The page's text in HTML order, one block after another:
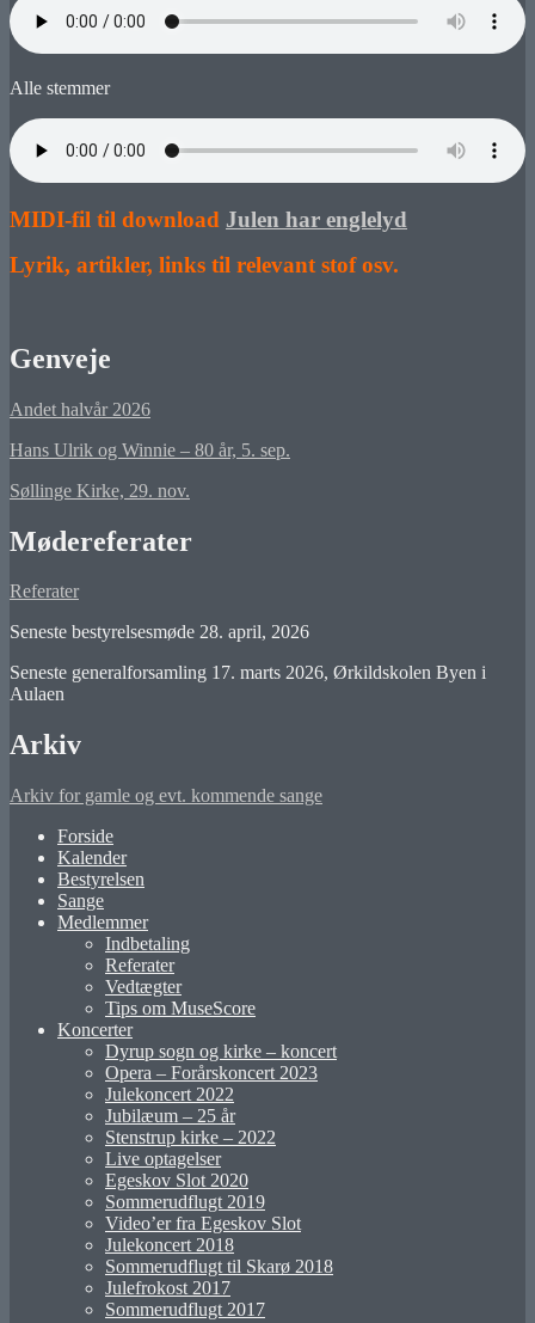
Alle stemmer
MIDI-fil til download Julen har englelyd
Lyrik, artikler, links til relevant stof osv.
Genveje
Andet halvår 2026
Hans Ulrik og Winnie – 80 år, 5. sep.
Søllinge Kirke, 29. nov.
Mødereferater
Referater
Seneste bestyrelsesmøde 28. april, 2026
Seneste generalforsamling 17. marts 2026, Ørkildskolen Byen i
Aulaen
Arkiv
Arkiv for gamle og evt. kommende sange
Forside
Kalender
Bestyrelsen
Sange
Medlemmer
Indbetaling
Referater
Vedtægter
Tips om MuseScore
Koncerter
Dyrup sogn og kirke – koncert
Opera – Forårskoncert 2023
Julekoncert 2022
Jubilæum – 25 år
Stenstrup kirke – 2022
Live optagelser
Egeskov Slot 2020
Sommerudflugt 2019
Video’er fra Egeskov Slot
Julekoncert 2018
Sommerudflugt til Skarø 2018
Julefrokost 2017
Sommerudflugt 2017